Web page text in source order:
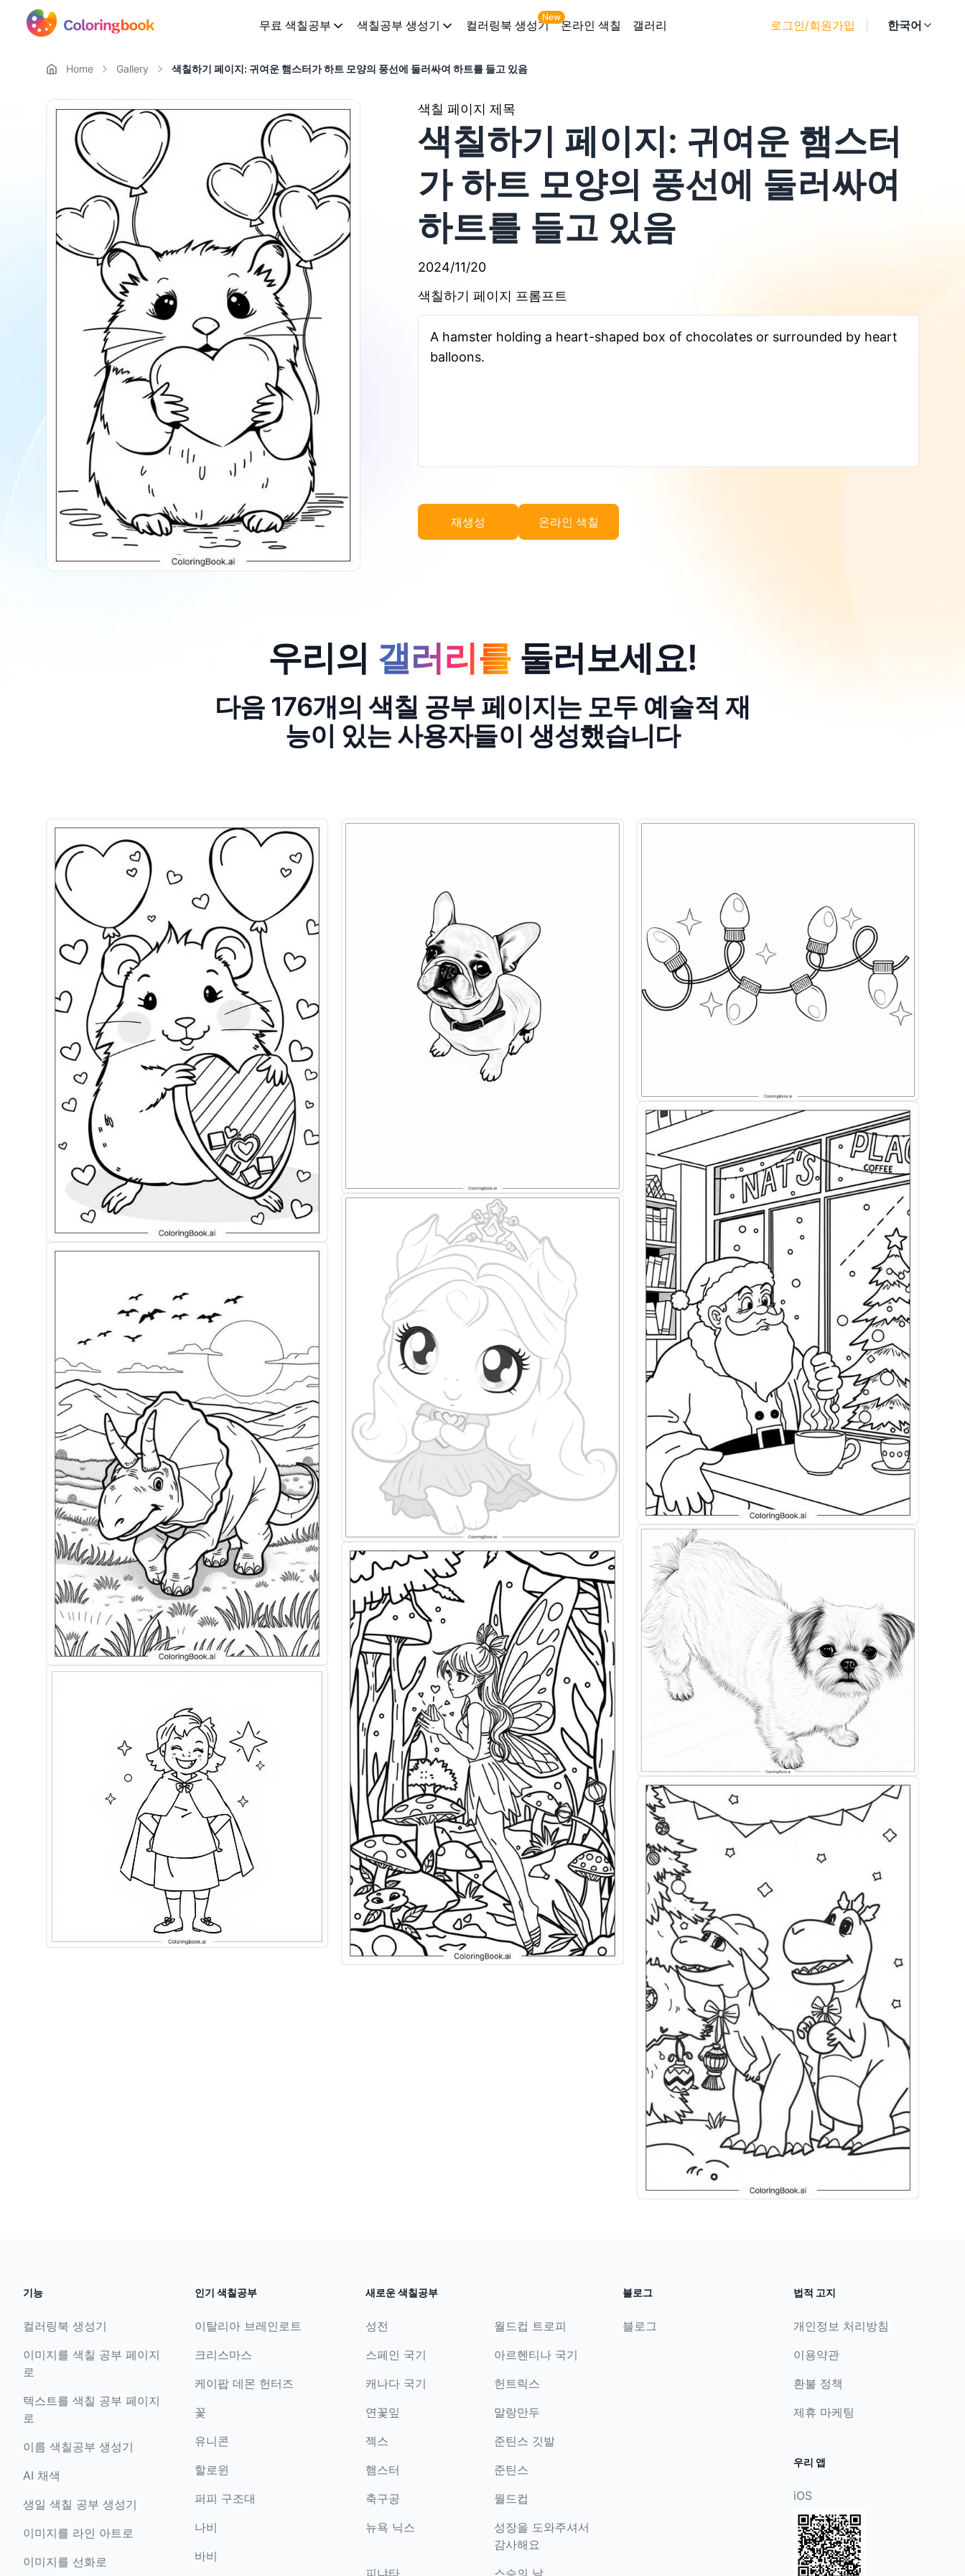
로그인/회원가입 한국어
무료 색칠공부 색칠공부 생성기 컬러링북 생성기
New
온라인 색칠 갤러리
Home Gallery 색칠하기 페이지: 귀여운 햄스터가 하트 모양의 풍선에 둘러싸여 하트를 들고 있음
색칠 페이지 제목
색칠하기 페이지: 귀여운 햄스터
가 하트 모양의 풍선에 둘러싸여
하트를 들고 있음
2024/11/20
색칠하기 페이지 프롬프트
A hamster holding a heart-shaped box of chocolates or surrounded by heart
balloons.
재생성 온라인 색칠
우리의 갤러리를둘러보세요!
다음 176개의 색칠 공부 페이지는 모두 예술적 재
능이 있는 사용자들이 생성했습니다
기능
컬러링북 생성기
이미지를 색칠 공부 페이지
로
텍스트를 색칠 공부 페이지
로
이름 색칠공부 생성기
AI 채색
생일 색칠 공부 생성기
이미지를 라인 아트로
이미지를 선화로
인기 색칠공부
이탈리아 브레인로트
크리스마스
케이팝 데몬 헌터즈
꽃
유니콘
할로윈
퍼피 구조대
나비
바비
새로운 색칠공부
성전
월드컵 트로피
스페인 국기
아르헨티나 국기
캐나다 국기
헌트릭스
연꽃잎
말랑만두
젝스
준틴스 깃발
햄스터
준틴스
축구공
월드컵
뉴욕 닉스
성장을 도와주셔서
감사해요
피냐타
스승의 날
블로그
블로그
법적 고지
개인정보 처리방침
이용약관
환불 정책
제휴 마케팅
우리 앱
iOS